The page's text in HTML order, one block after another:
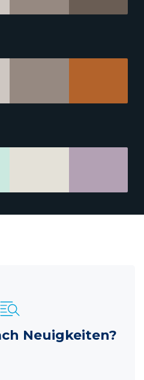
Neuigkeiten?